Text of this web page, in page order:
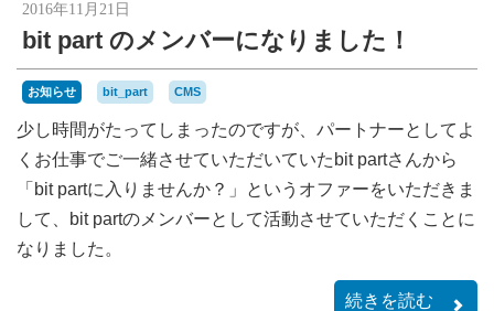
2016年11月21日
bit part のメンバーになりました！
お知らせ bit_part CMS
少し時間がたってしまったのですが、パートナーとしてよ
くお仕事でご一緒させていただいていたbit partさんから
「bit partに入りませんか？」というオファーをいただきま
して、bit partのメンバーとして活動させていただくことに
なりました。
続きを読む